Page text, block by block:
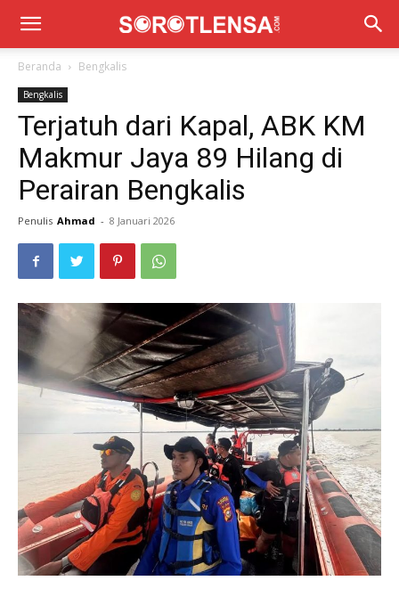
Beranda Bengkalis
Bengkalis
Terjatuh dari Kapal, ABK KM
Makmur Jaya 89 Hilang di
Perairan Bengkalis
Penulis Ahmad - 8 Januari 2026